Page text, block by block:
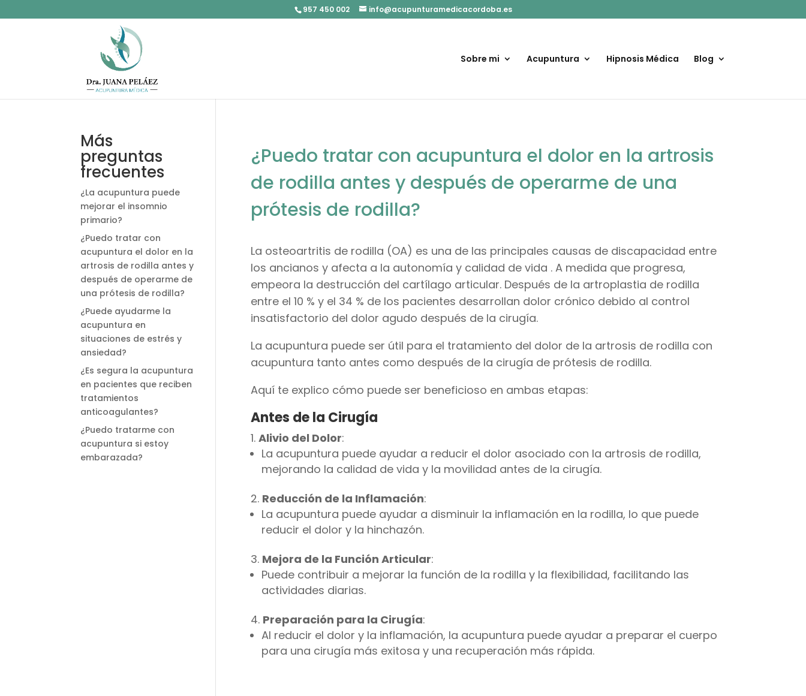
957 450 002 info@acupunturamedicacordoba.es
Sobre mi Acupuntura Hipnosis Médica Blog
¿Puedo tratar con acupuntura el dolor en la artrosis
de rodilla antes y después de operarme de una
prótesis de rodilla?
La osteoartritis de rodilla (OA) es una de las principales causas de discapacidad entre
los ancianos y afecta a la autonomía y calidad de vida . A medida que progresa,
empeora la destrucción del cartílago articular. Después de la artroplastia de rodilla
entre el 10 % y el 34 % de los pacientes desarrollan dolor crónico debido al control
insatisfactorio del dolor agudo después de la cirugía.
La acupuntura puede ser útil para el tratamiento del dolor de la artrosis de rodilla con
acupuntura tanto antes como después de la cirugía de prótesis de rodilla.
Aquí te explico cómo puede ser beneficioso en ambas etapas:
Antes de la Cirugía
Alivio del Dolor:
La acupuntura puede ayudar a reducir el dolor asociado con la artrosis de rodilla,
mejorando la calidad de vida y la movilidad antes de la cirugía.
Reducción de la Inflamación:
La acupuntura puede ayudar a disminuir la inflamación en la rodilla, lo que puede
reducir el dolor y la hinchazón.
Mejora de la Función Articular:
Puede contribuir a mejorar la función de la rodilla y la flexibilidad, facilitando las
actividades diarias.
Preparación para la Cirugía:
Al reducir el dolor y la inflamación, la acupuntura puede ayudar a preparar el cuerpo
para una cirugía más exitosa y una recuperación más rápida.
Más
preguntas
frecuentes
¿La acupuntura puede
mejorar el insomnio
primario?
¿Puedo tratar con
acupuntura el dolor en la
artrosis de rodilla antes y
después de operarme de
una prótesis de rodilla?
¿Puede ayudarme la
acupuntura en
situaciones de estrés y
ansiedad?
¿Es segura la acupuntura
en pacientes que reciben
tratamientos
anticoagulantes?
¿Puedo tratarme con
acupuntura si estoy
embarazada?